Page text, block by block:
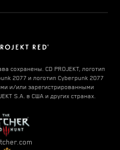
сохранены. CD PROJEKT, логотип
2077 и логотип Cyberpunk 2077
и/или зарегистрированными
S.A. в США и других странах.